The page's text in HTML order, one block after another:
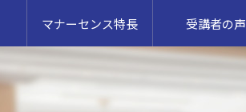
マナーセンス特長 受講者の声